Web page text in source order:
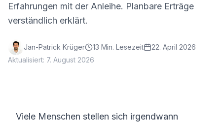
Erfahrungen mit der Anleihe. Planbare Erträge
verständlich erklärt.
Jan-Patrick Krüger 13 Min. Lesezeit
22. April 2026
Aktualisiert: 7. August 2026
Viele Menschen stellen sich irgendwann